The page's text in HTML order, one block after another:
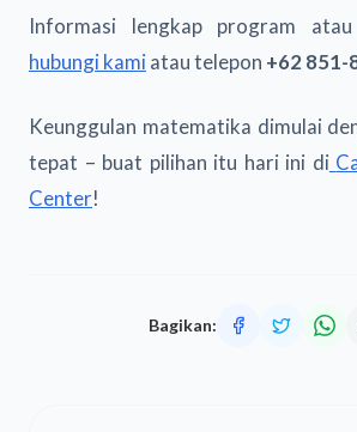
Informasi lengkap program
hubungi kami atau telepon +62 851-
Keunggulan matematika dimulai
tepat – buat pilihan itu hari ini di
Center!
Bagikan: